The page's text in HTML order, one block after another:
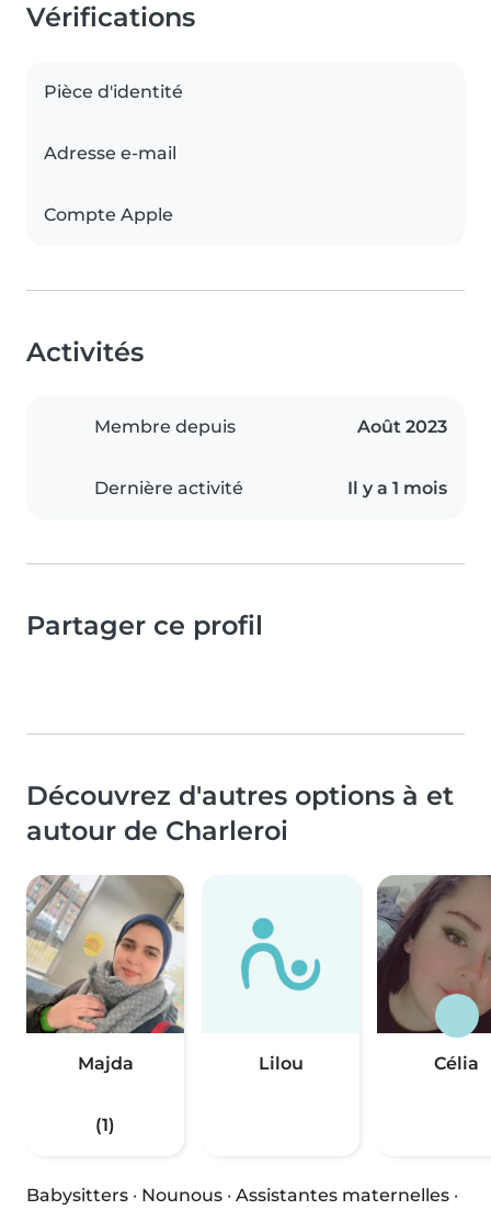
Vérifications
Pièce d'identité
Adresse e-mail
Compte Apple
Activités
Membre depuis Août 2023
Dernière activité Il y a 1 mois
Partager ce profil
Découvrez d'autres options à et
autour de Charleroi
Majda
(1)
Lilou Célia
Babysitters · Nounous · Assistantes maternelles ·